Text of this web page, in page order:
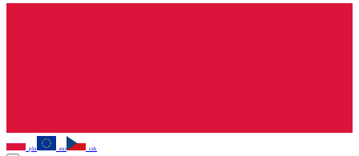
pln eur czk